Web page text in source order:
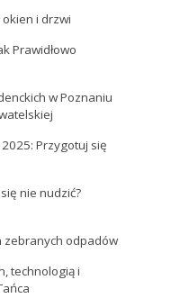
i drzwi
Prawidłowo
w Poznaniu
Przygotuj się
nie nudzić?
zebranych odpadów
technologią i